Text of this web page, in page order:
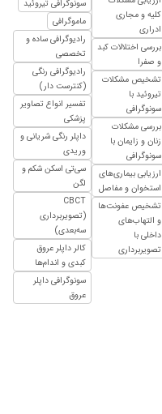
کلیه و مجاری
ادراری
بررسی اختلالات کبد
و صفرا
تشخیص مشکلات
تیروئید با
سونوگرافی
بررسی مشکلات
زنان و زایمان با
سونوگرافی
ارزیابی بیماری‌های
استخوان و مفاصل
تشخیص عفونت‌ها
و التهاب‌های
داخلی با
تصویربرداری
سونوگرافی تیروئید
ماموگرافی
رادیوگرافی ساده و
تخصصی
رادیوگرافی رنگی
(کنترست دار)
تفسیر انواع تصاویر
پزشکی
داپلر رنگی شریانی و
وریدی
سی‌تی اسکن شکم و
لگن
CBCT
(تصویربرداری
سه‌بعدی)
کالر داپلر عروق
کبدی و اندام‌ها
سونوگرافی داپلر
عروق